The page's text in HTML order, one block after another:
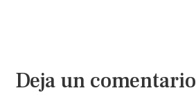
Deja un comentario